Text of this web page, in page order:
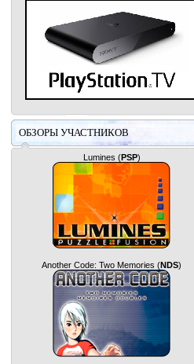
ОБЗОРЫ УЧАСТНИКОВ
Lumines (PSP)
Another Code: Two Memories (NDS)